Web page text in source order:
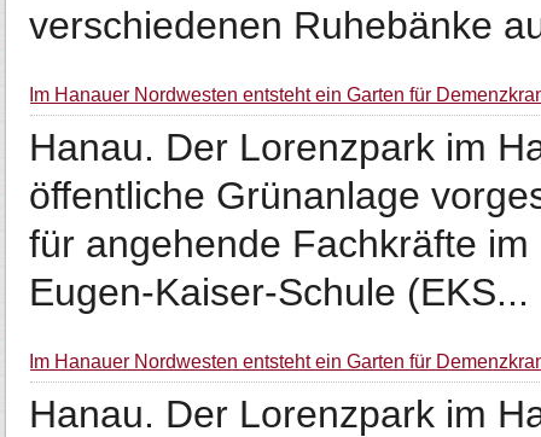
verschiedenen Ruhebänke
Im Hanauer Nordwesten entsteht ein Garten für
Hanau. Der Lorenzpark im
öffentliche Grünanlage
für angehende Fachkräfte
Eugen-Kaiser-Schule (EKS...
Im Hanauer Nordwesten entsteht ein Garten für
Hanau. Der Lorenzpark im